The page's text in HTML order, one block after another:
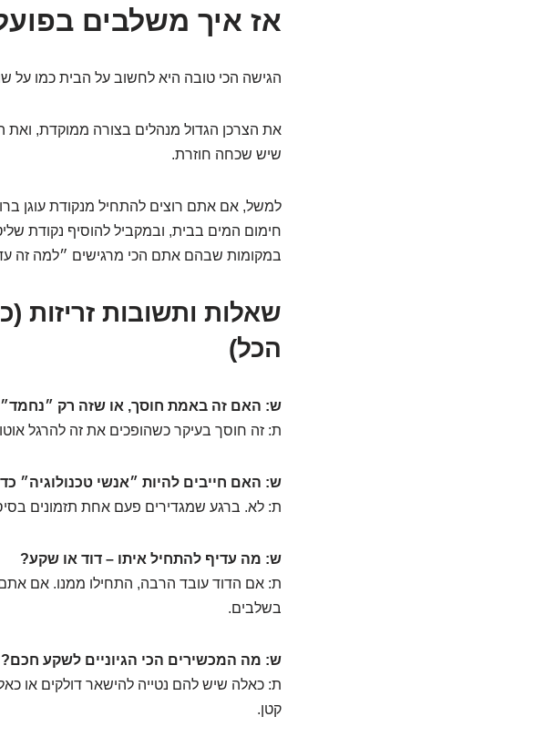
אז איך משלבים
הגישה הכי טובה היא לחשוב על הבית כמו על
את הצרכן הגדול מנהלים בצורה ממוקדת, ואת
שיש שכחה חוזרת.
למשל, אם אתם רוצים להתחיל מנקודת עוגן
חימום המים בבית, ובמקביל להוסיף נקודת
במקומות שבהם אתם הכי מרגישים ״למה זה
שאלות ותשובות זריזות
הכל)
ש: האם זה באמת חוסך, או שזה רק
ת: זה חוסך בעיקר כשהופכים את זה להרגל
ש: האם חייבים להיות ״אנשי טכנולוגיה״
ת: לא. ברגע שמגדירים פעם אחת תזמונים
ש: מה עדיף להתחיל איתו – דוד או שקע?
ת: אם הדוד עובד הרבה, התחילו ממנו. אם
בשלבים.
ש: מה המכשירים הכי הגיוניים לשקע חכם?
ת: כאלה שיש להם נטייה להישאר דולקים או
קטן.